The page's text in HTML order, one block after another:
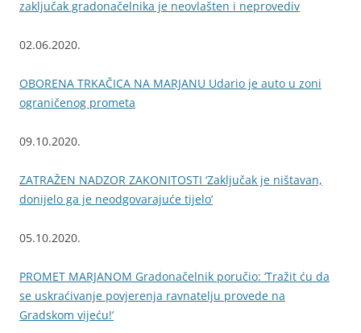
zaključak gradonačelnika je neovlašten i neprovediv
02.06.2020.
OBORENA TRKAČICA NA MARJANU Udario je auto u zoni
ograničenog prometa
09.10.2020.
ZATRAŽEN NADZOR ZAKONITOSTI ‘Zaključak je ništavan,
donijelo ga je neodgovarajuće tijelo’
05.10.2020.
PROMET MARJANOM Gradonačelnik poručio: ‘Tražit ću da
se uskraćivanje povjerenja ravnatelju provede na
Gradskom vijeću!’